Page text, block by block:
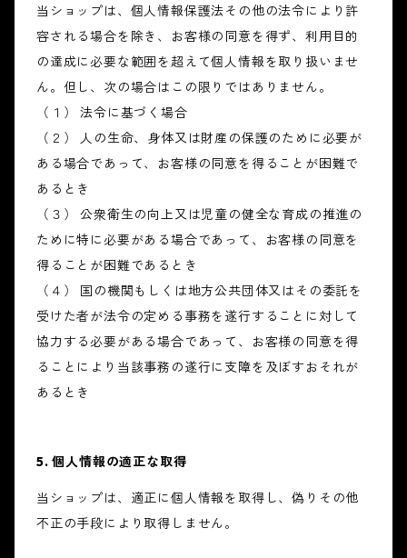
当ショップは、個人情報保護法その他の法令により許
容される場合を除き、お客様の同意を得ず、利用目的
の達成に必要な範囲を超えて個人情報を取り扱いませ
ん。但し、次の場合はこの限りではありません。
（１） 法令に基づく場合
（２） 人の生命、身体又は財産の保護のために必要が
ある場合であって、お客様の同意を得ることが困難で
あるとき
（３） 公衆衛生の向上又は児童の健全な育成の推進の
ために特に必要がある場合であって、お客様の同意を
得ることが困難であるとき
（４） 国の機関もしくは地方公共団体又はその委託を
受けた者が法令の定める事務を遂行することに対して
協力する必要がある場合であって、お客様の同意を得
ることにより当該事務の遂行に支障を及ぼすおそれが
あるとき
5. 個人情報の適正な取得
当ショップは、適正に個人情報を取得し、偽りその他
不正の手段により取得しません。